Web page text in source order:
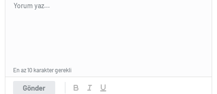
Gönder
En az 10 karakter gerekli